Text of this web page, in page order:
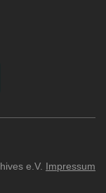
e.V. Impressum